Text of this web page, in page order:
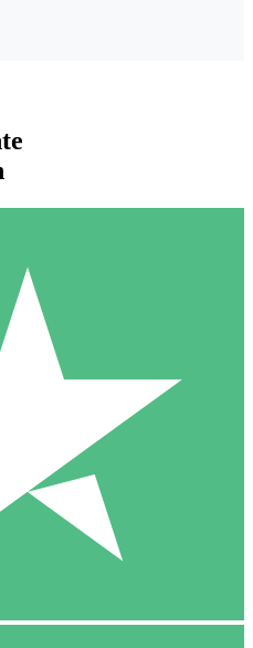
Pakete
Download-Credits. Keine
erforderlich.
10 00